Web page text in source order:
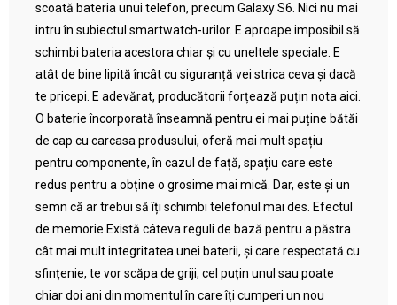
scoată bateria unui telefon, precum Galaxy S6. Nici nu mai
intru în subiectul smartwatch-urilor. E aproape imposibil să
schimbi bateria acestora chiar și cu uneltele speciale. E
atât de bine lipită încât cu siguranță vei strica ceva și dacă
te pricepi. E adevărat, producătorii forțează puțin nota aici.
O baterie încorporată înseamnă pentru ei mai puține bătăi
de cap cu carcasa produsului, oferă mai mult spațiu
pentru componente, în cazul de față, spațiu care este
redus pentru a obține o grosime mai mică. Dar, este și un
semn că ar trebui să îți schimbi telefonul mai des. Efectul
de memorie Există câteva reguli de bază pentru a păstra
cât mai mult integritatea unei baterii, și care respectată cu
sfințenie, te vor scăpa de griji, cel puțin unul sau poate
chiar doi ani din momentul în care îți cumperi un nou